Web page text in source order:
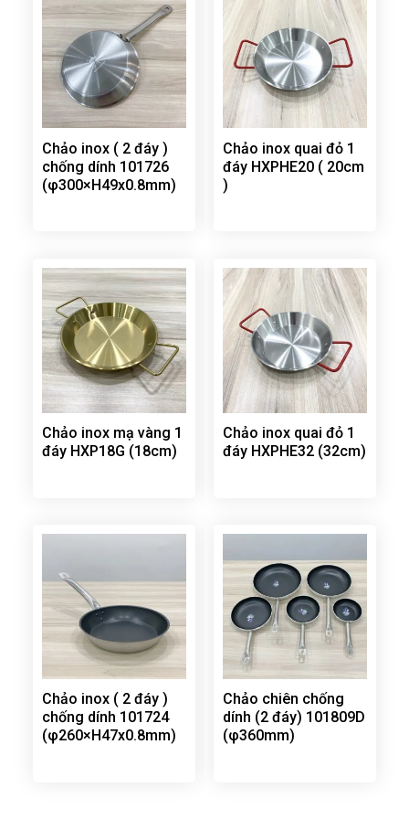
Chảo inox ( 2 đáy )
chống dính 101726
(φ300×H49x0.8mm)
Chảo inox quai đỏ 1
đáy HXPHE20 ( 20cm
)
Chảo inox mạ vàng 1
đáy HXP18G (18cm)
Chảo inox quai đỏ 1
đáy HXPHE32 (32cm)
Chảo inox ( 2 đáy )
chống dính 101724
(φ260×H47x0.8mm)
Chảo chiên chống
dính (2 đáy) 101809D
(φ360mm)